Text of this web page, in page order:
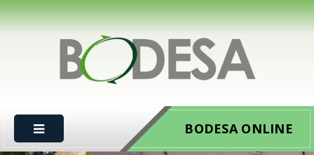
BODESA ONLINE